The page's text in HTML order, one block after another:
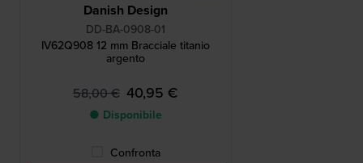
Danish Design
DD-BA-0908-01
IV62Q908 12 mm Bracciale titanio
argento
58,00 € 40,95 €
● Disponibile
Confronta